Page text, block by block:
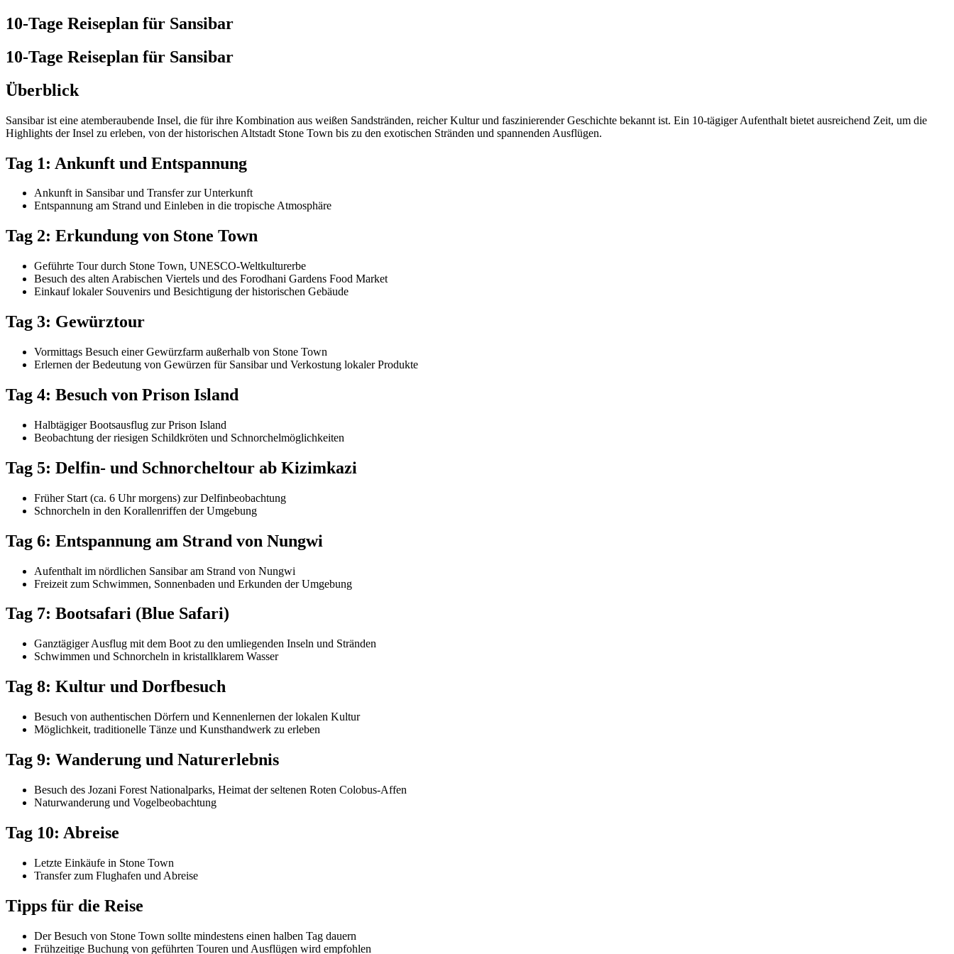
10-Tage Reiseplan für Sansibar
10-Tage Reiseplan für Sansibar
Überblick
Sansibar ist eine atemberaubende Insel, die für ihre Kombination aus weißen Sandstränden, reicher Kultur und faszinierender Geschichte bekannt ist. Ein 10-tägiger Aufenthalt bietet ausreichend Zeit, um die
Highlights der Insel zu erleben, von der historischen Altstadt Stone Town bis zu den exotischen Stränden und spannenden Ausflügen.
Tag 1: Ankunft und Entspannung
Ankunft in Sansibar und Transfer zur Unterkunft
Entspannung am Strand und Einleben in die tropische Atmosphäre
Tag 2: Erkundung von Stone Town
Geführte Tour durch Stone Town, UNESCO-Weltkulturerbe
Besuch des alten Arabischen Viertels und des Forodhani Gardens Food Market
Einkauf lokaler Souvenirs und Besichtigung der historischen Gebäude
Tag 3: Gewürztour
Vormittags Besuch einer Gewürzfarm außerhalb von Stone Town
Erlernen der Bedeutung von Gewürzen für Sansibar und Verkostung lokaler Produkte
Tag 4: Besuch von Prison Island
Halbtägiger Bootsausflug zur Prison Island
Beobachtung der riesigen Schildkröten und Schnorchelmöglichkeiten
Tag 5: Delfin- und Schnorcheltour ab Kizimkazi
Früher Start (ca. 6 Uhr morgens) zur Delfinbeobachtung
Schnorcheln in den Korallenriffen der Umgebung
Tag 6: Entspannung am Strand von Nungwi
Aufenthalt im nördlichen Sansibar am Strand von Nungwi
Freizeit zum Schwimmen, Sonnenbaden und Erkunden der Umgebung
Tag 7: Bootsafari (Blue Safari)
Ganztägiger Ausflug mit dem Boot zu den umliegenden Inseln und Stränden
Schwimmen und Schnorcheln in kristallklarem Wasser
Tag 8: Kultur und Dorfbesuch
Besuch von authentischen Dörfern und Kennenlernen der lokalen Kultur
Möglichkeit, traditionelle Tänze und Kunsthandwerk zu erleben
Tag 9: Wanderung und Naturerlebnis
Besuch des Jozani Forest Nationalparks, Heimat der seltenen Roten Colobus-Affen
Naturwanderung und Vogelbeobachtung
Tag 10: Abreise
Letzte Einkäufe in Stone Town
Transfer zum Flughafen und Abreise
Tipps für die Reise
Der Besuch von Stone Town sollte mindestens einen halben Tag dauern
Frühzeitige Buchung von geführten Touren und Ausflügen wird empfohlen